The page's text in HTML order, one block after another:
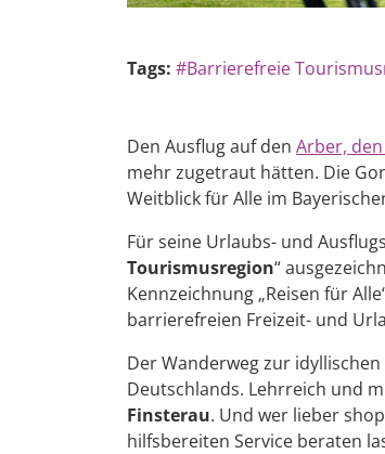
Tags: #Barrierefreie
Den Ausflug auf den Arber,
mehr zugetraut hätten. Die
Weitblick für Alle im
Für seine Urlaubs- und
Tourismusregion“
Kennzeichnung „Reisen für
barrierefreien Freizeit- und
Der Wanderweg zur
Deutschlands. Lehrreich und
Finsterau. Und wer lieber
hilfsbereiten Service beraten